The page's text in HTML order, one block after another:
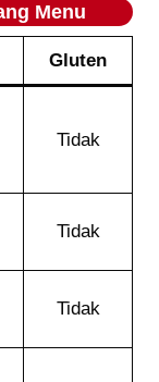
Menu
Gluten
Tidak
Tidak
Tidak